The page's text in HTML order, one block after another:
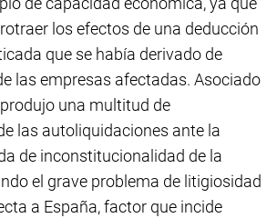
los efectos de una deducción
que se había derivado de
las empresas afectadas. Asociado
una multitud de
las autoliquidaciones ante la
de inconstitucionalidad de la
el grave problema de litigiosidad
a España, factor que incide